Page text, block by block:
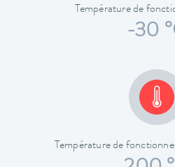
Température de
-30
Température de